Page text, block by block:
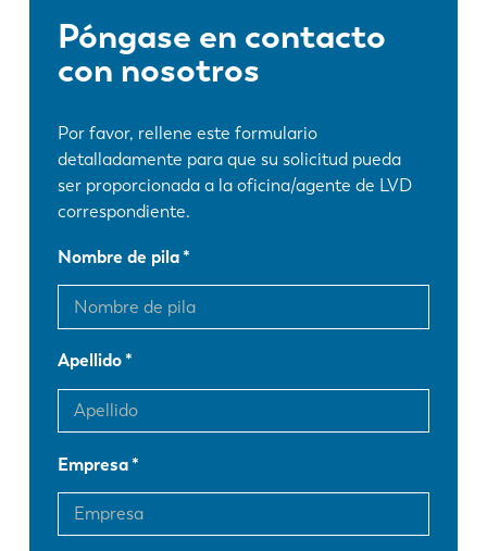
Póngase en contacto
con nosotros
Por favor, rellene este formulario
detalladamente para que su solicitud pueda
ser proporcionada a la oficina/agente de LVD
correspondiente.
Nombre de pila
Apellido
Empresa